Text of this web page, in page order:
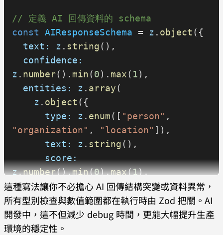
        value
={form .age}
        onChange
={handleChange }
        placeholder
        type
=
        required
      />
      <
button type
button>
      {
error && div style = { {
}}>{ error } </div > }
      {
success && <div style={ {
color: "green" }}>提交成功！</div>}
    </
form>
  );
}
// 定義 AI 回傳資料的 schema
const AIResponseSchema = z . object ({
  text:
z . string(),
  confidence:
z . number(). min(0). max( 1),
  entities:
z . array(
    z
. object ({
      type:
z . enum([ "person"
"organization" , "location" ]),
      text:
z . string(),
      score:
z.number().min(0).max(1),
    })
  ),
});
這種寫法讓你不必擔心 AI 回傳結構突變或資料異常，
所有型別檢查與數值範圍都在執行時由 Zod 把關。AI
開發中，這不但減少 debug 時間，更能大幅提升生產
環境的穩定性。